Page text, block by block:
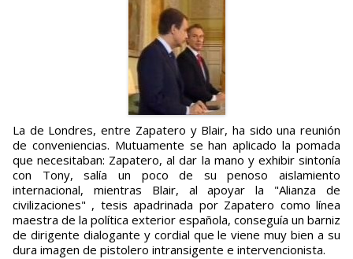
La de Londres, entre Zapatero y Blair, ha sido una reunión
de conveniencias. Mutuamente se han aplicado la pomada
que necesitaban: Zapatero, al dar la mano y exhibir sintonía
con Tony, salía un poco de su penoso aislamiento
internacional, mientras Blair, al apoyar la "Alianza de
civilizaciones" , tesis apadrinada por Zapatero como línea
maestra de la política exterior española, conseguía un barniz
de dirigente dialogante y cordial que le viene muy bien a su
dura imagen de pistolero intransigente e intervencionista.